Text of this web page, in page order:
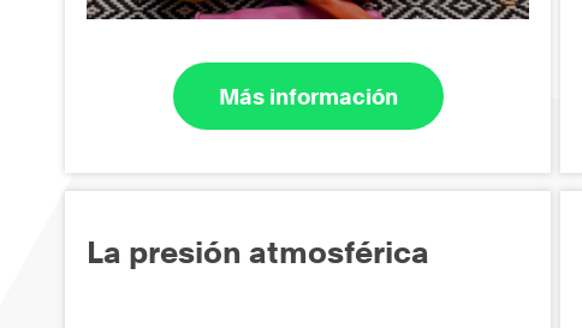
Más información
La presión atmosférica